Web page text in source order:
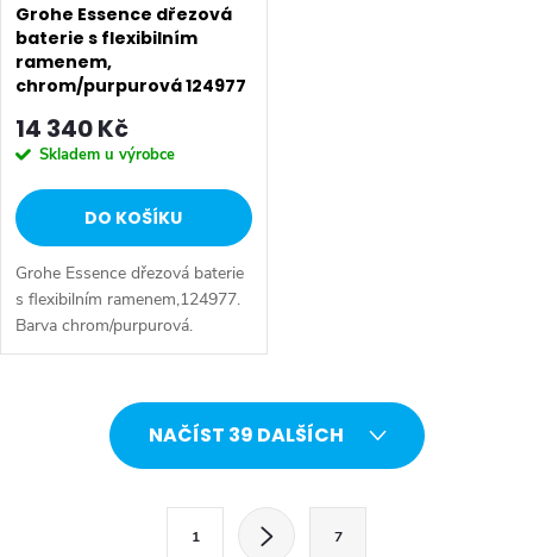
Grohe Essence dřezová
baterie s flexibilním
ramenem,
chrom/purpurová 124977
14 340 Kč
Skladem u výrobce
DO KOŠÍKU
Grohe Essence dřezová baterie
s flexibilním ramenem,124977.
Barva chrom/purpurová.
NAČÍST 39 DALŠÍCH
1 7